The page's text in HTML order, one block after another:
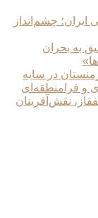
چشم‌انداز
به بحران
در سایه
و فرامنطقه‌ای
نقش‌آفرینان